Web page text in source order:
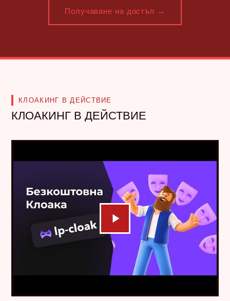
Получаване на достъп →
КЛОАКИНГ В ДЕЙСТВИЕ
КЛОАКИНГ В ДЕЙСТВИЕ